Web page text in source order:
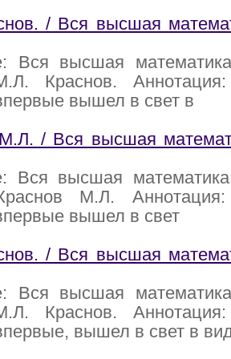
/ Вся высшая
Вся высшая
Краснов.
вышел в свет в
/ Вся высшая
Вся высшая
М.Л. Аннотация:
вышел в свет
/ Вся высшая
Вся высшая
Краснов.
вышел в свет в